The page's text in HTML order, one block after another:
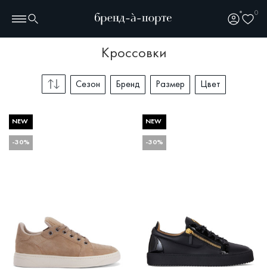
0
кроссовки
Сезон Бренд Размер Цвет
NEW
-30%
NEW
-30%